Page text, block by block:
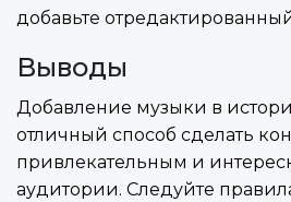
добавьте
Выводы
Добавление музыки в
отличный способ сделать
привлекательным и
аудитории. Следуйте